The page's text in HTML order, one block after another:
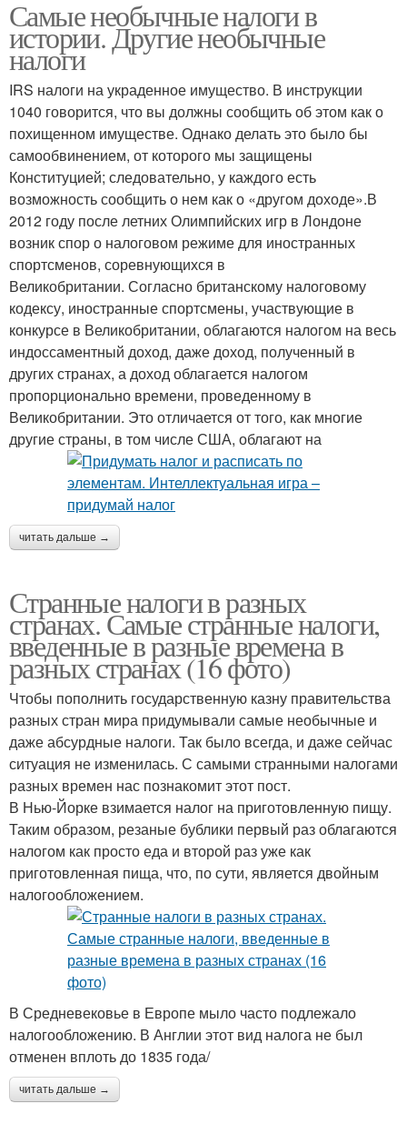
Самые необычные налоги в
истории. Другие необычные
налоги
IRS налоги на украденное имущество. В инструкции
1040 говорится, что вы должны сообщить об этом как о
похищенном имуществе. Однако делать это было бы
самообвинением, от которого мы защищены
Конституцией; следовательно, у каждого есть
возможность сообщить о нем как о «другом доходе».В
2012 году после летних Олимпийских игр в Лондоне
возник спор о налоговом режиме для иностранных
спортсменов, соревнующихся в
Великобритании. Согласно британскому налоговому
кодексу, иностранные спортсмены, участвующие в
конкурсе в Великобритании, облагаются налогом на весь
индоссаментный доход, даже доход, полученный в
других странах, а доход облагается налогом
пропорционально времени, проведенному в
Великобритании. Это отличается от того, как многие
другие страны, в том числе США, облагают на
читать дальше →
Странные налоги в разных
странах. Самые странные налоги,
введенные в разные времена в
разных странах (16 фото)
Чтобы пополнить государственную казну правительства
разных стран мира придумывали самые необычные и
даже абсурдные налоги. Так было всегда, и даже сейчас
ситуация не изменилась. С самыми странными налогами
разных времен нас познакомит этот пост.
В Нью-Йорке взимается налог на приготовленную пищу.
Таким образом, резаные бублики первый раз облагаются
налогом как просто еда и второй раз уже как
приготовленная пища, что, по сути, является двойным
налогообложением.
В Средневековье в Европе мыло часто подлежало
налогообложению. В Англии этот вид налога не был
отменен вплоть до 1835 года/
читать дальше →